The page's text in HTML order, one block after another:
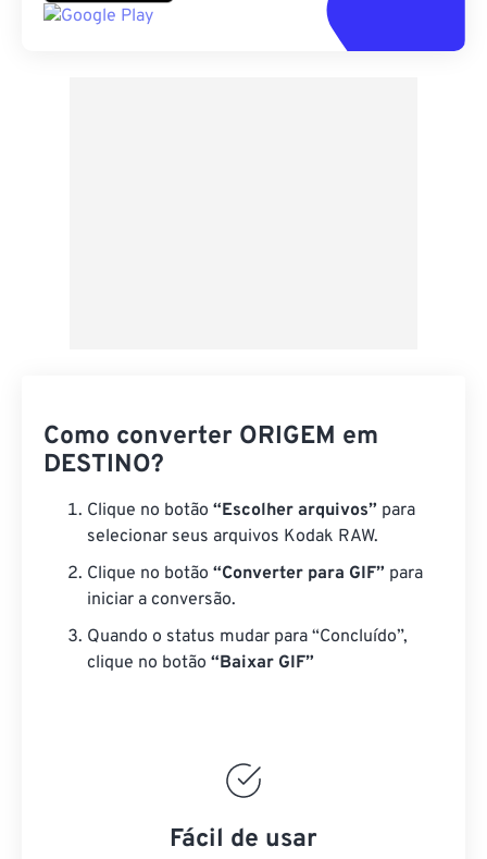
Como converter ORIGEM em
DESTINO?
Clique no botão “Escolher arquivos” para
selecionar seus arquivos Kodak RAW.
Clique no botão “Converter para GIF” para
iniciar a conversão.
Quando o status mudar para “Concluído”,
clique no botão “Baixar GIF”
Fácil de usar